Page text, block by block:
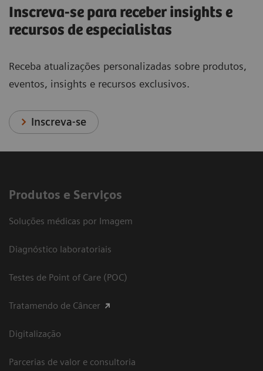
Inscreva-se para receber insights e
recursos de especialistas
Receba atualizações personalizadas sobre produtos,
eventos, insights e recursos exclusivos.
Inscreva-se
Produtos e Serviços
Soluções médicas por Imagem
Diagnóstico laboratoriais
Testes de Point of Care (POC)
Tratamendo de Câncer
Digitalização
Parcerias de valor e consultoria